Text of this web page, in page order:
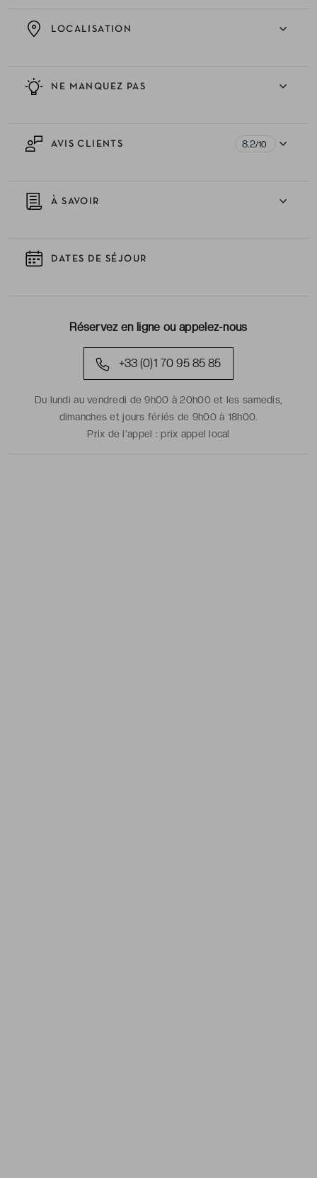
NE MANQUEZ PAS
LOCALISATION
AVIS CLIENTS 8.2/10
À SAVOIR
DATES DE SÉJOUR
Réservez en ligne ou appelez-nous
+33 (0)1 70 95 85 85
Du lundi au vendredi de 9h00 à 20h00 et les samedis,
dimanches et jours fériés de 9h00 à 18h00.
Prix de l'appel :prix appel local